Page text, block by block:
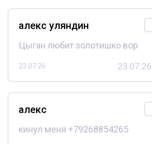
алекс уляндин
Цыган любит золотишко вор
23.07.26 23.07.26
алекс
кинул меня +79268854265